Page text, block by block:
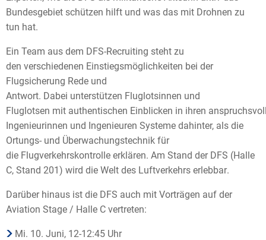
Bundesgebiet schützen hilft und was das mit Drohnen zu
tun hat.
Ein Team aus dem DFS-Recruiting steht zu
den verschiedenen Einstiegsmöglichkeiten bei der
Flugsicherung Rede und
Antwort. Dabei unterstützen Fluglotsinnen und
Fluglotsen mit authentischen Einblicken in ihren
Ingenieurinnen und Ingenieuren Systeme dahinter, als die
Ortungs- und Überwachungstechnik für
die Flugverkehrskontrolle erklären. Am Stand der DFS (Halle
C, Stand 201) wird die Welt des Luftverkehrs erlebbar.
Darüber hinaus ist die DFS auch mit Vorträgen auf der
Aviation Stage / Halle C vertreten:
Mi. 10. Juni, 12-12:45 Uhr